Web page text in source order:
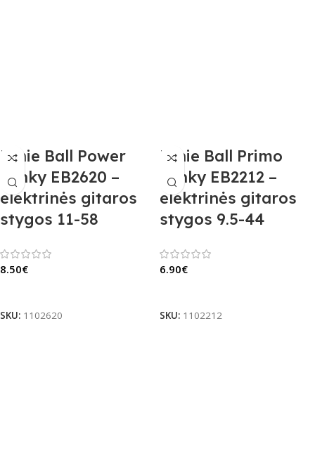
Ernie Ball Power
Slinky EB2620 –
elektrinės gitaros
stygos 11-58
8.50€
SKU: 1102620
Ernie Ball Primo
Slinky EB2212 –
elektrinės gitaros
stygos 9.5-44
6.90€
SKU: 1102212